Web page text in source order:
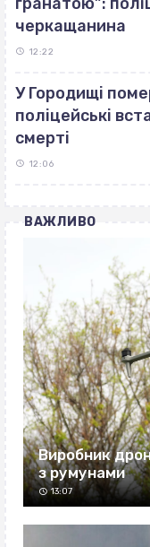
черкащанина
12:22
У Городищі
поліцейські
смерті
12:06
ВАЖЛИВО
Виробник
з румунами
13:07